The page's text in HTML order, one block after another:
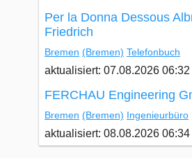
Per la Donna Dessous
Friedrich
Bremen (Bremen) Telefonbuch
aktualisiert: 07.08.2026 06:32
FERCHAU Engineering
Bremen (Bremen) Ingenieurbüro
aktualisiert: 08.08.2026 06:34